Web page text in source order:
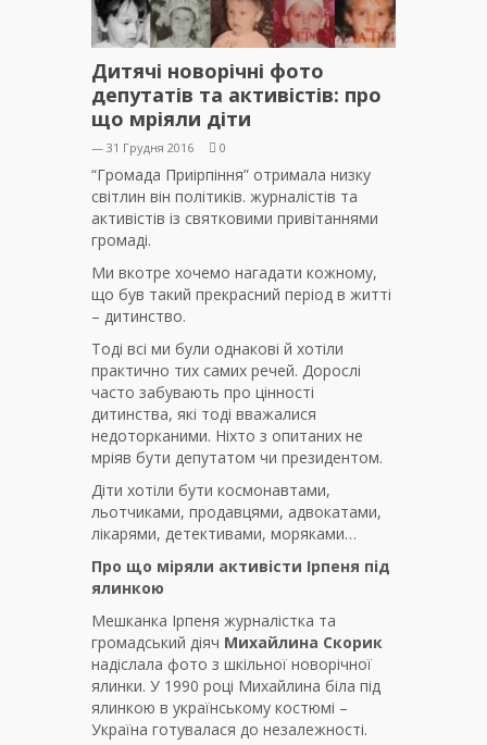
Дитячі новорічні фото
депутатів та активістів: про
що мріяли діти
— 31 Грудня 2016 0
“Громада Приірпіння” отримала низку
світлин він політиків. журналістів та
активістів із святковими привітаннями
громаді.
Ми вкотре хочемо нагадати кожному,
що був такий прекрасний період в житті
– дитинство.
Тоді всі ми були однакові й хотіли
практично тих самих речей. Дорослі
часто забувають про цінності
дитинства, які тоді вважалися
недоторканими. Ніхто з опитаних не
мріяв бути депутатом чи президентом.
Діти хотіли бути космонавтами,
льотчиками, продавцями, адвокатами,
лікарями, детективами, моряками…
Про що міряли активісти Ірпеня під
ялинкою
Мешканка Ірпеня журналістка та
громадський діяч Михайлина Скорик
надіслала фото з шкільної новорічної
ялинки. У 1990 році Михайлина біла під
ялинкою в українському костюмі –
Україна готувалася до незалежності.